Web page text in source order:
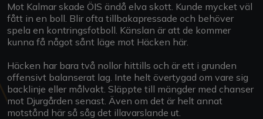
Mot Kalmar skade ÖIS ändå elva skott. Kunde mycket väl
fått in en boll. Blir ofta tillbakapressade och behöver
spela en kontringsfotboll. Känslan är att de kommer
kunna få något sånt läge mot Häcken här.
Häcken har bara två nollor hittills och är ett i grunden
offensivt balanserat lag. Inte helt övertygad om vare sig
backlinje eller målvakt. Släppte till mängder med chanser
mot Djurgården senast. Även om det är helt annat
motstånd här så såg det illavarslande ut.